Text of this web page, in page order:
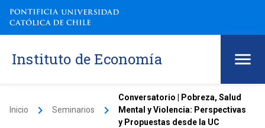
Instituto de Economía
Inicio keyboard_arrow_right Seminarios keyboard_arrow_right
Conversatorio | Pobreza, Salud
Mental y Violencia: Perspectivas
y Propuestas desde la UC